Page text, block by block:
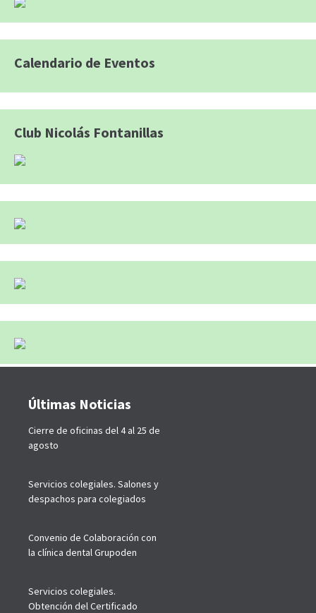
Calendario de Eventos
Club Nicolás Fontanillas
Últimas Noticias
Cierre de oficinas del 4 al 25 de
agosto
Servicios colegiales. Salones y
despachos para colegiados
Convenio de Colaboración con
la clínica dental Grupoden
Servicios colegiales.
Obtención del Certificado